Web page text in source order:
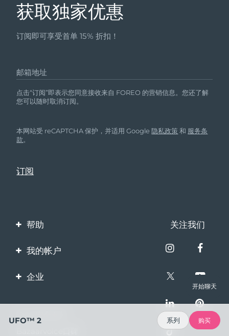
获取独家优惠
订阅即可享受首单 15% 折扣！
邮箱地址
点击“订阅”即表示您同意接收来自 FOREO 的营销信息。您还了解
您可以随时取消订阅。
本网站受 reCAPTCHA 保护，并适用 Google隐私政策 和 服务条
款。
帮助
联系我们
保修与退换货
常见问题
电池信息
关注我们
我的帐户
产品注册
企业
伙伴计划
开始聊天
UFO™ 2 系列 购买